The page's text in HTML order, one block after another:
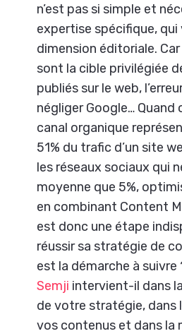
n’est pas si simple et
expertise spécifique, qui
dimension éditoriale.
sont la cible privilégiée
publiés sur le web,
négliger Google… Quand
canal organique
51% du trafic d’un site
les réseaux sociaux qui
moyenne que 5%,
en combinant Content
est donc une étape
réussir sa stratégie de
est la démarche à suivre
Semji intervient-il dans
de votre stratégie, dans
vos contenus et dans la